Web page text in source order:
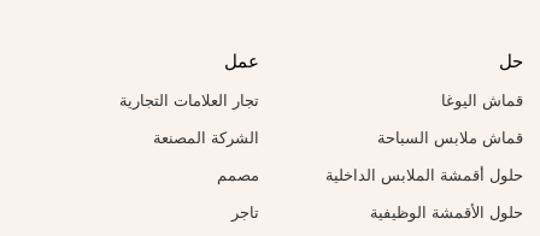
حل
قماش اليوغا
قماش ملابس السباحة
حلول أقمشة الملابس الداخلية
حلول الأقمشة الوظيفية
عمل
تجار العلامات التجارية
الشركة المصنعة
مصمم
تاجر